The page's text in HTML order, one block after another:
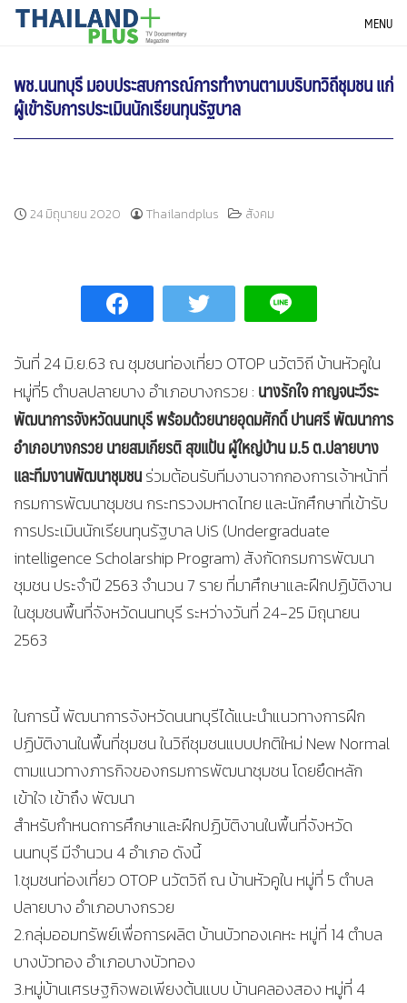
SkipTHAILANDPLUS NEWS MENU
พช.นนทบุรี มอบประสบการณ์การทำงานตามบริบทวิถีชุมชน แก่
ผู้เข้ารับการประเมินนักเรียนทุนรัฐบาล
24 มิถุนายน 2020 Thailandplus สังคม
วันที่ 24 มิ.ย.63 ณ ชุมชนท่องเที่ยว OTOP นวัตวิถี บ้านหัวคูใน
หมู่ที่5 ตำบลปลายบาง อำเภอบางกรวย : นางรักใจ กาญจนะวีระ
พัฒนาการจังหวัดนนทบุรี พร้อมด้วยนายอุดมศักดิ์ ปานศรี พัฒนาการ
อำเภอบางกรวย นายสมเกียรติ สุขแป้น ผู้ใหญ่บ้าน ม.5 ต.ปลายบาง
และทีมงานพัฒนาชุมชนร่วมต้อนรับทีมงานจากกองการเจ้าหน้าที่
กรมการพัฒนาชุมชน กระทรวงมหาดไทย และนักศึกษาที่เข้ารับ
การประเมินนักเรียนทุนรัฐบาล UiS (Undergraduate
intelligence Scholarship Program) สังกัดกรมการพัฒนา
ชุมชน ประจำปี 2563 จำนวน 7 ราย ที่มาศึกษาและฝึกปฏิบัติงาน
ในชุมชนพื้นที่จังหวัดนนทบุรี ระหว่างวันที่ 24-25 มิถุนายน
2563
ในการนี้ พัฒนาการจังหวัดนนทบุรีได้แนะนำแนวทางการฝึก
ปฏิบัติงานในพื้นที่ชุมชน ในวิถีชุมชนแบบปกติใหม่ New Normal
ตามแนวทางภารกิจของกรมการพัฒนาชุมชน โดยยึดหลัก
เข้าใจ เข้าถึง พัฒนา
สำหรับกำหนดการศึกษาและฝึกปฏิบัติงานในพื้นที่จังหวัด
นนทบุรี มีจำนวน 4 อำเภอ ดังนี้
1.ชุมชนท่องเที่ยว OTOP นวัตวิถี ณ บ้านหัวคูใน หมู่ที่ 5 ตำบล
ปลายบาง อำเภอบางกรวย
2.กลุ่มออมทรัพย์เพื่อการผลิต บ้านบัวทองเคหะ หมู่ที่ 14 ตำบล
บางบัวทอง อำเภอบางบัวทอง
3.หมู่บ้านเศรษฐกิจพอเพียงต้นแบบ บ้านคลองสอง หมู่ที่ 4